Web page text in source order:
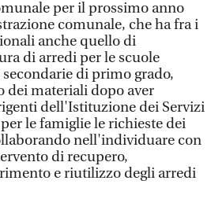
per il prossimo anno
comunale, che ha fra i
anche quello di
di arredi per le scuole
di primo grado,
dei materiali dopo aver
dell'Istituzione dei Servizi
le famiglie le richieste dei
nell'individuare con
di recupero,
e riutilizzo degli arredi